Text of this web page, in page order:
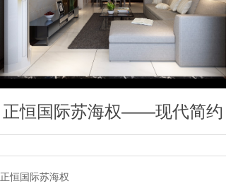
正恒国际苏海权——现代简约
正恒国际苏海权